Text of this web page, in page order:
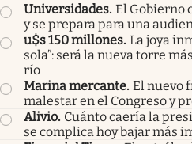
Universidades. El Gobierno
y se prepara para una
u$s 150 millones. La joya
sola”: será la nueva torre
río
Marina mercante. El nuevo
malestar en el Congreso y
Alivio. Cuánto caería la
se complica hoy bajar más